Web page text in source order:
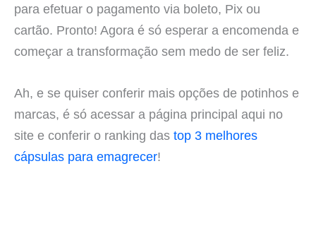
para efetuar o pagamento via boleto, Pix ou
cartão. Pronto! Agora é só esperar a encomenda e
começar a transformação sem medo de ser feliz.
Ah, e se quiser conferir mais opções de potinhos e
marcas, é só acessar a página principal aqui no
site e conferir o ranking das top 3 melhores
cápsulas para emagrecer!